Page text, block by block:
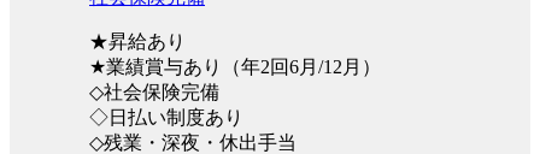
★昇給あり
★業績賞与あり（年2回6月/12月）
◇社会保険完備
◇日払い制度あり
◇残業・深夜・休出手当